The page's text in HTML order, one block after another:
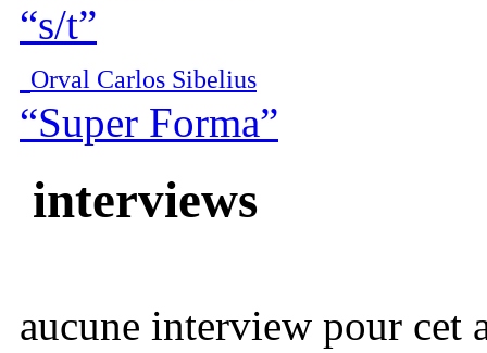
“s/t”
Orval Carlos Sibelius
“Super Forma”
interviews
aucune interview pour cet